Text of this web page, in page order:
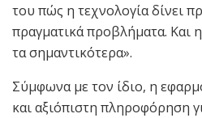
του πώς η τεχνολογία δίνει
πραγματικά προβλήματα. Και
τα σημαντικότερα».
Σύμφωνα με τον ίδιο, η
και αξιόπιστη πληροφόρηση